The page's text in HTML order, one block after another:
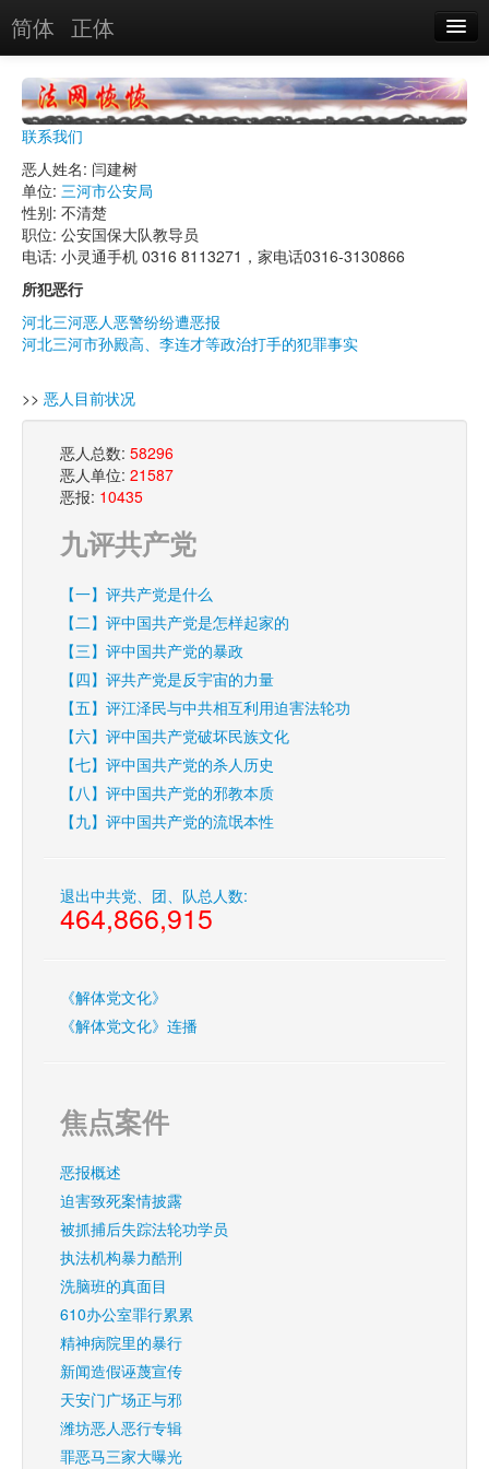
简体 正体
恶报实例
恶人图片
恶人单位
单位图片
联系我们
恶人姓名: 闫建树
单位: 三河市公安局
性别: 不清楚
职位: 公安国保大队教导员
电话: 小灵通手机 0316 8113271，家电话0316-3130866
所犯恶行
河北三河恶人恶警纷纷遭恶报
河北三河市孙殿高、李连才等政治打手的犯罪事实
>> 恶人目前状况
恶人总数: 58296
恶人单位: 21587
恶报: 10435
九评共产党
【一】评共产党是什么
【二】评中国共产党是怎样起家的
【三】评中国共产党的暴政
【四】评共产党是反宇宙的力量
【五】评江泽民与中共相互利用迫害法轮功
【六】评中国共产党破坏民族文化
【七】评中国共产党的杀人历史
【八】评中国共产党的邪教本质
【九】评中国共产党的流氓本性
退出中共党、团、队总人数:
464,866,915
《解体党文化》
《解体党文化》连播
焦点案件
恶报概述
迫害致死案情披露
被抓捕后失踪法轮功学员
执法机构暴力酷刑
洗脑班的真面目
610办公室罪行累累
精神病院里的暴行
新闻造假诬蔑宣传
天安门广场正与邪
潍坊恶人恶行专辑
罪恶马三家大曝光